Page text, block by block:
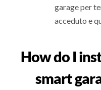
garage per
acceduto e
How do I
smart